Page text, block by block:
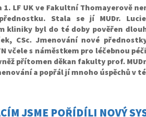
LF UK ve Fakultní Thomayerově
Stala se jí MUDr.
kliniky byl do té doby pověřen
CSc. Jmenování nové
včele s náměstkem pro léčebnou
přítomen děkan fakulty prof.
a popřál jí mnoho úspěchů v
JSME POŘÍDÍLI NOVÝ